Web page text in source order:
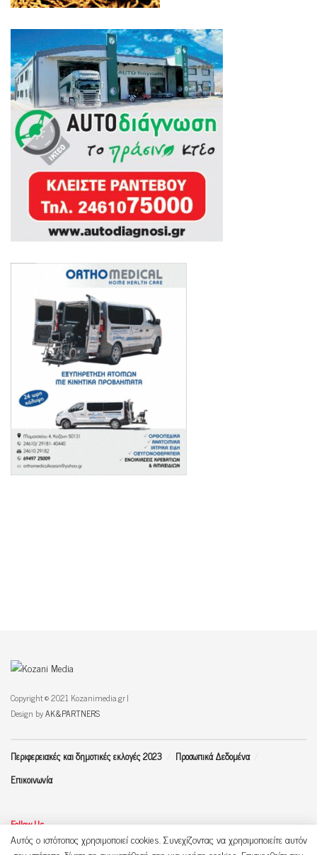
Copyright © 2021 Kozanimedia.gr |
Design byAK&PARTNERS
Περιφερειακές και δημοτικές εκλογές 2023
Προσωπικά Δεδομένα
Επικοινωνία
Follow Us
Αυτός ο ιστότοπος χρησιμοποιεί cookies. Συνεχίζοντας να χρησιμοποιείτε αυτόν